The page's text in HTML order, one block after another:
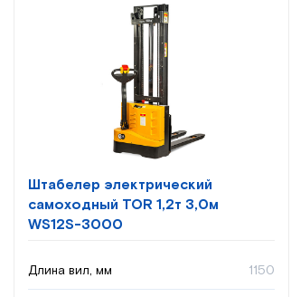
Штабелер электрический
самоходный TOR 1,2т 3,0м
WS12S-3000
Длина вил, мм 1150